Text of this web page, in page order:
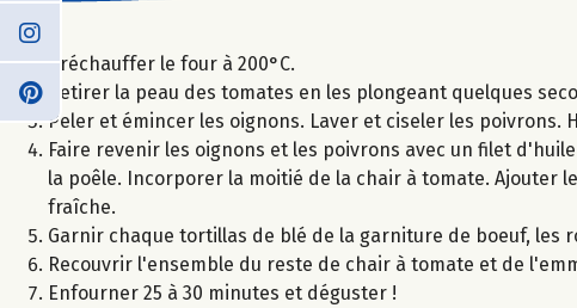
Préchauffer le four à 200°C.
Retirer la peau des tomates en les plongeant quelques
Peler et émincer les oignons. Laver et ciseler les poivrons.
Faire revenir les oignons et les poivrons avec un filet
la poêle. Incorporer la moitié de la chair à tomate. Ajouter
fraîche.
Garnir chaque tortillas de blé de la garniture de boeuf, les
Recouvrir l'ensemble du reste de chair à tomate et de
Enfourner 25 à 30 minutes et déguster !